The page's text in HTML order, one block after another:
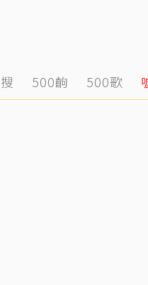
500齣 500歌